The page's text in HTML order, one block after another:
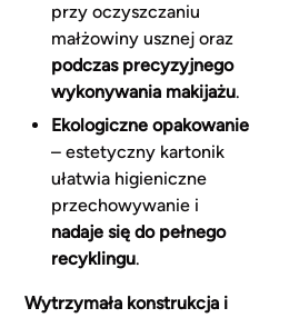
przy oczyszczaniu
małżowiny usznej oraz
podczas precyzyjnego
wykonywania makijażu.
Ekologiczne opakowanie
– estetyczny kartonik
ułatwia higieniczne
przechowywanie i
nadaje się do pełnego
recyklingu.
Wytrzymała konstrukcja i